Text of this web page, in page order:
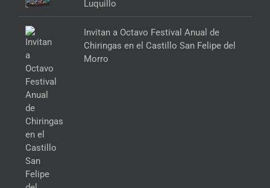
Luquillo
Invitan a Octavo Festival Anual de
Chiringas en el Castillo San Felipe del
Morro